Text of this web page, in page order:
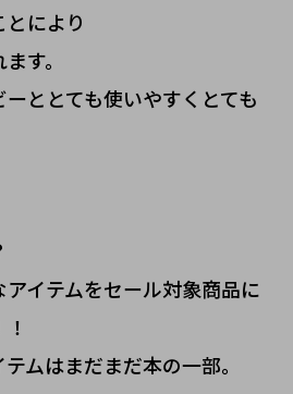
により
す。
ととても使いやすくとても
イテムをセール対象商品に
ムはまだまだ本の一部。